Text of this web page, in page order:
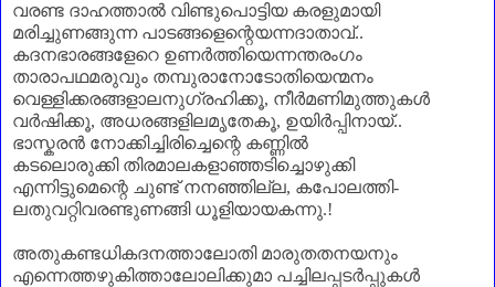
വരണ്ട ദാഹത്താൽ വിണ്ടുപൊട്ടിയ കരളുമായി
മരിച്ചുണങ്ങുന്ന പാടങ്ങളെന്റെയന്നദാതാവ്..
കദനഭാരങ്ങളേറെ ഉണർത്തിയെന്നന്തരംഗം
താരാപഥമരുവും തമ്പുരാനോടോതിയെന്മനം
വെള്ളിക്കരങ്ങളാലനുഗ്രഹിക്കൂ, നീർമണിമുത്തുകൾ
വർഷിക്കൂ, അധരങ്ങളിലമൃതേകൂ, ഉയിർപ്പിനായ്..
ഭാസ്കരൻ നോക്കിച്ചിരിച്ചെന്റെ കണ്ണിൽ
കടലൊരുക്കി തിരമാലകളാഞ്ഞടിച്ചൊഴുക്കി
എന്നിട്ടുമെന്റെ ചുണ്ട് നനഞ്ഞില്ല, കപോലത്തി-
ലതുവറ്റിവരണ്ടുണങ്ങി ധൂളിയായകന്നു.!
അതുകണ്ടധികദനത്താലോതി മാരുതതനയനും
എന്നെത്തഴുകിത്താലോലിക്കുമാ പച്ചിലപ്പടർപ്പുകൾ